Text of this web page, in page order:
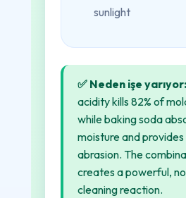
sunlight
✅ Neden işe yarıyor:
acidity kills 82% of
while baking soda
moisture and
abrasion. The
creates a powerful,
cleaning reaction.